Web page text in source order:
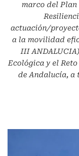
marco del
actuación/
a la movilidad
III
Ecológica y el
de Andalucía, a